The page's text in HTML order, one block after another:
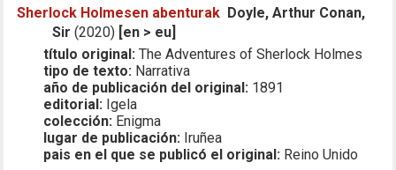
Sherlock Holmesen abenturak Doyle, Arthur Conan,
Sir (2020) [en > eu]
título original: The Adventures of Sherlock Holmes
tipo de texto: Narrativa
año de publicación del original: 1891
editorial: Igela
colección: Enigma
lugar de publicación: Iruñea
pais en el que se publicó el original: Reino Unido